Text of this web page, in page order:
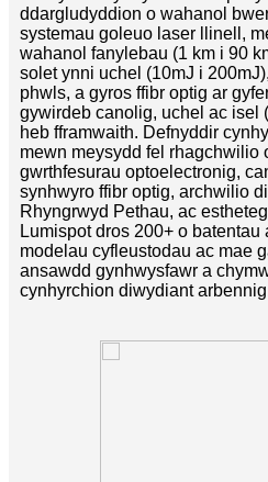
ddargludyddion o wahanol
systemau goleuo laser llinell,
wahanol fanylebau (1 km i 90
solet ynni uchel (10mJ i
phwls, a gyros ffibr optig ar
gywirdeb canolig, uchel ac isel
heb fframwaith. Defnyddir
mewn meysydd fel rhagchwilio
gwrthfesurau optoelectronig,
synhwyro ffibr optig, archwilio
Rhyngrwyd Pethau, ac
Lumispot dros 200+ o batentau
modelau cyfleustodau ac mae
ansawdd gynhwysfawr a
cynhyrchion diwydiant